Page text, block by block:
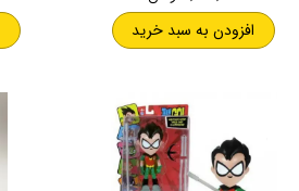
افزودن به سبد خرید